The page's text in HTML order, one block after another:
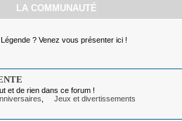
LA COMMUNAUTÉ
? Venez vous présenter ici !
et de rien dans ce forum !
Jeux et divertissements